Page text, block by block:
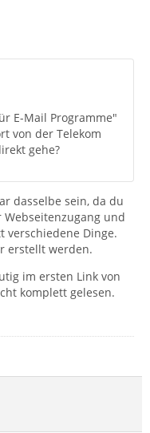
E-Mail Programme"
von der Telekom
gehe?
dasselbe sein, da du
und
verschiedene Dinge.
erstellt werden.
im ersten Link von
komplett gelesen.